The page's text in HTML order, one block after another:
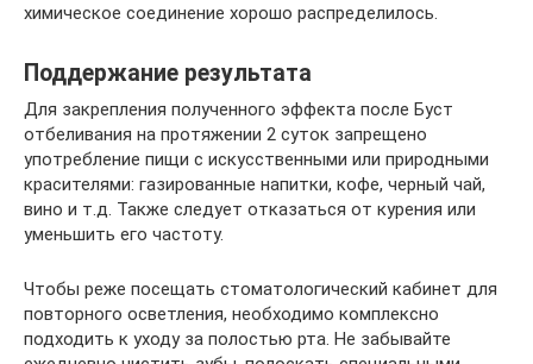
химическое соединение хорошо распределилось.
Поддержание результата
Для закрепления полученного эффекта после Буст
отбеливания на протяжении 2 суток запрещено
употребление пищи с искусственными или природными
красителями: газированные напитки, кофе, черный чай,
вино и т.д. Также следует отказаться от курения или
уменьшить его частоту.
Чтобы реже посещать стоматологический кабинет для
повторного осветления, необходимо комплексно
подходить к уходу за полостью рта. Не забывайте